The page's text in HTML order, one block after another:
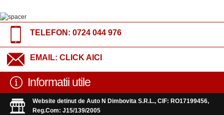
TELEFON: 0724 044 976
EMAIL: CLICK AICI
Informatii utile
Website detinut de Auto N Dimbovita S.R.L., CIF: RO17199456,
Reg.Com: J15/139/2005